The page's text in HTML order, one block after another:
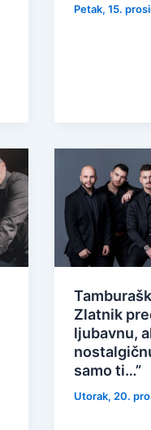
Petak, 15.
Zlatnik
ljubavnu,
samo ti…”
Utorak, 20.